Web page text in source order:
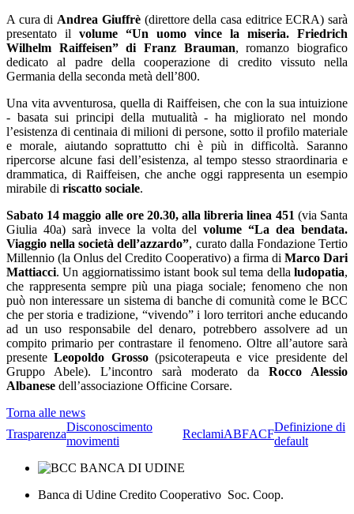
A cura di Andrea Giuffrè(direttore della casa editrice ECRA) sarà
presentato il volume “Un uomo vince la miseria. Friedrich
Wilhelm Raiffeisen” di Franz Brauman, romanzo biografico
dedicato al padre della cooperazione di credito vissuto nella
Germania della seconda metà dell’800.
Una vita avventurosa, quella di Raiffeisen, che con la sua intuizione
- basata sui principi della mutualità - ha migliorato nel mondo
l’esistenza di centinaia di milioni di persone, sotto il profilo materiale
e morale, aiutando soprattutto chi è più in difficoltà. Saranno
ripercorse alcune fasi dell’esistenza, al tempo stesso straordinaria e
drammatica, di Raiffeisen, che anche oggi rappresenta un esempio
mirabile di riscatto sociale.
Sabato 14 maggio alle ore 20.30, alla libreria linea 451 (via Santa
Giulia 40a) sarà invece la volta delvolume “La dea bendata.
Viaggio nella società dell’azzardo”, curato dalla Fondazione Tertio
Millennio (la Onlus del Credito Cooperativo) a firma di Marco Dari
Mattiacci. Un aggiornatissimo istant book sul tema della ludopatia,
che rappresenta sempre più una piaga sociale; fenomeno che non
può non interessare un sistema di banche di comunità come le BCC
che per storia e tradizione, “vivendo” i loro territori anche educando
ad un uso responsabile del denaro, potrebbero assolvere ad un
compito primario per contrastare il fenomeno. Oltre all’autore sarà
presente Leopoldo Grosso(psicoterapeuta e vice presidente del
Gruppo Abele). L’incontro sarà moderato da Rocco Alessio
Albanese dell’associazione Officine Corsare.
Torna alle news
Trasparenza
Disconoscimento
movimenti
ReclamiABFACF
Definizione di
default
Banca di Udine Credito Cooperativo Soc. Coop.